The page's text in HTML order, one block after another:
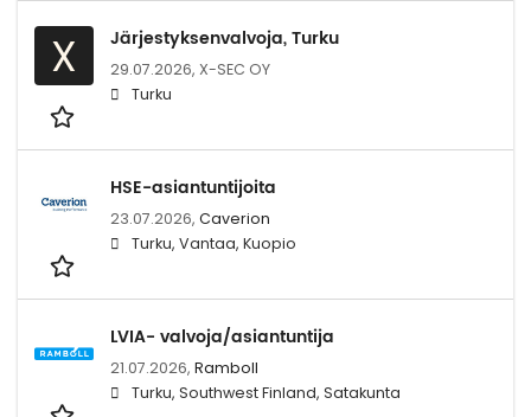
X Järjestyksenvalvoja, Turku
29.07.2026, X-SEC OY
Turku
HSE-asiantuntijoita
23.07.2026, Caverion
Turku, Vantaa, Kuopio
LVIA- valvoja/asiantuntija
21.07.2026, Ramboll
Turku, Southwest Finland, Satakunta